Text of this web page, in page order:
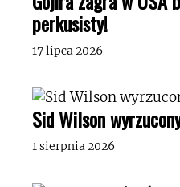
perkusisty!
17 lipca 2026
Sid Wilson
1 sierpnia 2026